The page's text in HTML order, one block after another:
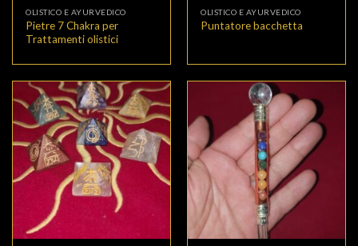
OLISTICO E AYURVEDICO
Pietre 7 Chakra per
Trattamenti olistici
OLISTICO E AYURVEDICO
Puntatore bacchetta